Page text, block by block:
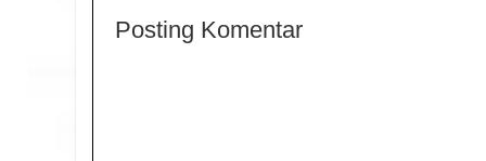
Posting Komentar